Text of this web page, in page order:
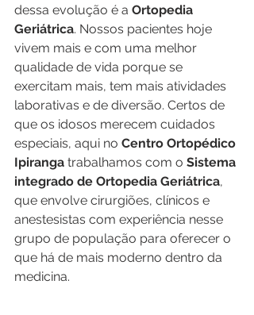
dessa evolução é a Ortopedia
Geriátrica. Nossos pacientes hoje
vivem mais e com uma melhor
qualidade de vida porque se
exercitam mais, tem mais atividades
laborativas e de diversão. Certos de
que os idosos merecem cuidados
especiais, aqui no Centro Ortopédico
Ipiranga trabalhamos com o Sistema
integrado de Ortopedia Geriátrica,
que envolve cirurgiões, clínicos e
anestesistas com experiência nesse
grupo de população para oferecer o
que há de mais moderno dentro da
medicina.